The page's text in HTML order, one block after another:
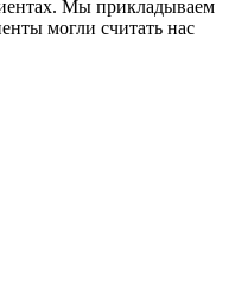
Мы прикладываем
могли считать нас